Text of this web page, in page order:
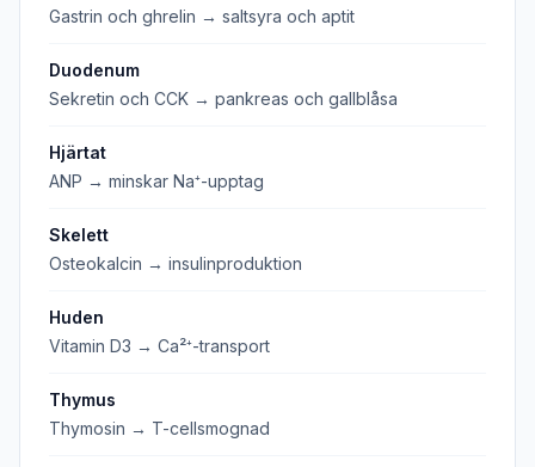
Gastrin och ghrelin → saltsyra och aptit
Duodenum
Sekretin och CCK → pankreas och gallblåsa
Hjärtat
ANP → minskar Na⁺-upptag
Skelett
Osteokalcin → insulinproduktion
Huden
Vitamin D3 → Ca²⁺-transport
Thymus
Thymosin → T-cellsmognad